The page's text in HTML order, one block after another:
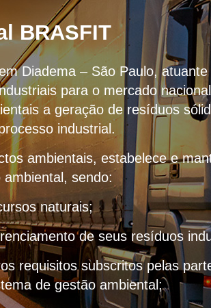
BRASFIT
Diadema – São Paulo, atuante
para o mercado
a geração de resíduos
industrial.
ambientais, estabelece e
sendo:
naturais;
de seus resíduos
requisitos subscritos pelas
de gestão ambiental;